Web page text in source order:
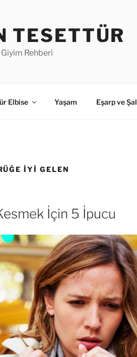
TESETTÜR
Rehberi
Elbise Yaşam Eşarp ve Şal
IYI GELEN
İçin 5 İpucu